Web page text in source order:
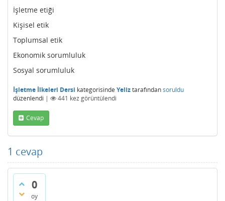
İşletme etiği
Kişisel etik
Toplumsal etik
Ekonomik sorumluluk
Sosyal sorumluluk
İşletme İlkeleri Dersi kategorisinde Yeliztarafındansoruldu
düzenlendi | 441 kez görüntülendi
Cevap
1 cevap
0
oy